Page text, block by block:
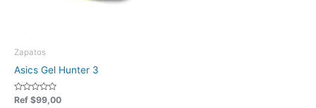
Zapatos
Asics Gel Hunter 3
Valorado
Ref $99,00